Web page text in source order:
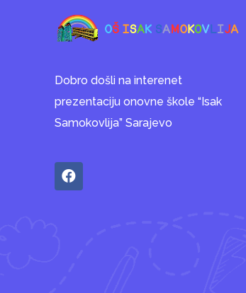
Dobro došli na interenet
prezentaciju onovne škole “Isak
Samokovlija” Sarajevo